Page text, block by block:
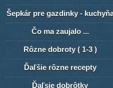
Šepkár pre gazdinky -
Čo ma zaujalo ...
Rôzne dobroty ( 1-3 )
Ďaľšie rôzne recepty
Ďaľsie dobrôtky